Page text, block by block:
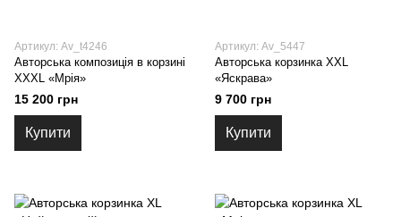
Артикул: Av_t4246
Авторська композиція в корзині
XXXL «Мрія»
15 200 грн
Купити
Артикул: Av_5447
Авторська корзинка XXL
«Яскрава»
9 700 грн
Купити